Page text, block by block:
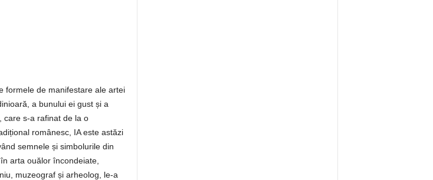
formele de manifestare ale artei
a bunului ei gust și a
care s-a rafinat de la o
românesc, IA este astăzi
semnele și simbolurile din
arta ouălor încondeiate,
muzeograf și arheolog, le-a